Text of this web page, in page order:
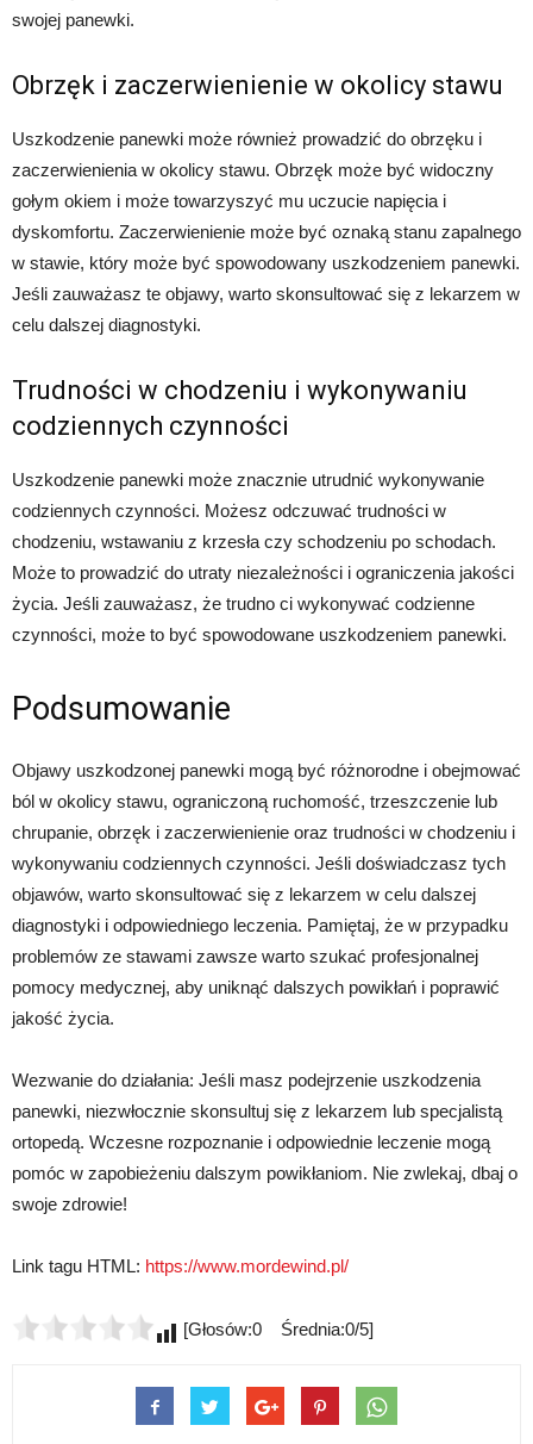
swojej panewki.
Obrzęk i zaczerwienienie w okolicy stawu
Uszkodzenie panewki może również prowadzić do obrzęku i
zaczerwienienia w okolicy stawu. Obrzęk może być widoczny
gołym okiem i może towarzyszyć mu uczucie napięcia i
dyskomfortu. Zaczerwienienie może być oznaką stanu zapalnego
w stawie, który może być spowodowany uszkodzeniem panewki.
Jeśli zauważasz te objawy, warto skonsultować się z lekarzem w
celu dalszej diagnostyki.
Trudności w chodzeniu i wykonywaniu
codziennych czynności
Uszkodzenie panewki może znacznie utrudnić wykonywanie
codziennych czynności. Możesz odczuwać trudności w
chodzeniu, wstawaniu z krzesła czy schodzeniu po schodach.
Może to prowadzić do utraty niezależności i ograniczenia jakości
życia. Jeśli zauważasz, że trudno ci wykonywać codzienne
czynności, może to być spowodowane uszkodzeniem panewki.
Podsumowanie
Objawy uszkodzonej panewki mogą być różnorodne i obejmować
ból w okolicy stawu, ograniczoną ruchomość, trzeszczenie lub
chrupanie, obrzęk i zaczerwienienie oraz trudności w chodzeniu i
wykonywaniu codziennych czynności. Jeśli doświadczasz tych
objawów, warto skonsultować się z lekarzem w celu dalszej
diagnostyki i odpowiedniego leczenia. Pamiętaj, że w przypadku
problemów ze stawami zawsze warto szukać profesjonalnej
pomocy medycznej, aby uniknąć dalszych powikłań i poprawić
jakość życia.
Wezwanie do działania: Jeśli masz podejrzenie uszkodzenia
panewki, niezwłocznie skonsultuj się z lekarzem lub specjalistą
ortopedą. Wczesne rozpoznanie i odpowiednie leczenie mogą
pomóc w zapobieżeniu dalszym powikłaniom. Nie zwlekaj, dbaj o
swoje zdrowie!
Link tagu HTML: https://www.mordewind.pl/
[Głosów:0 Średnia:0/5]